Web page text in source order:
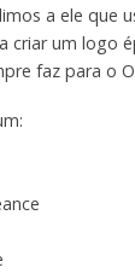
a ele que
criar um logo
faz para o